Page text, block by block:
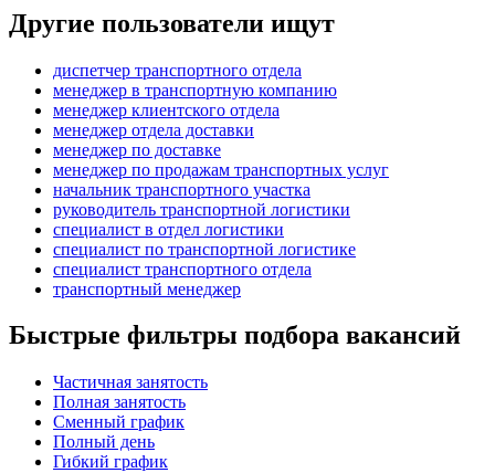
Другие пользователи ищут
диспетчер транспортного отдела
менеджер в транспортную компанию
менеджер клиентского отдела
менеджер отдела доставки
менеджер по доставке
менеджер по продажам транспортных услуг
начальник транспортного участка
руководитель транспортной логистики
специалист в отдел логистики
специалист по транспортной логистике
специалист транспортного отдела
транспортный менеджер
Быстрые фильтры подбора вакансий
Частичная занятость
Полная занятость
Сменный график
Полный день
Гибкий график